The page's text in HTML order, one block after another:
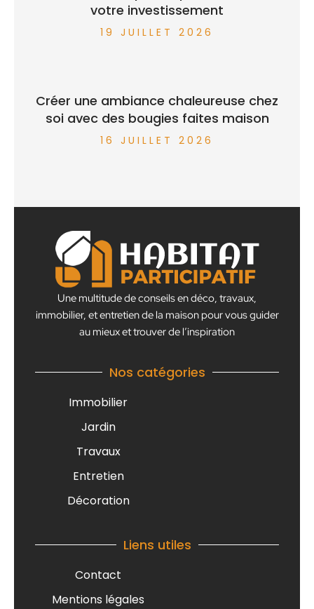
votre investissement
19 JUILLET 2026
Créer une ambiance chaleureuse chez
soi avec des bougies faites maison
16 JUILLET 2026
Une multitude de conseils en déco, travaux,
immobilier, et entretien de la maison pour vous guider
au mieux et trouver de l’inspiration
Nos catégories
Immobilier
Jardin
Travaux
Entretien
Décoration
Liens utiles
Contact
Mentions légales